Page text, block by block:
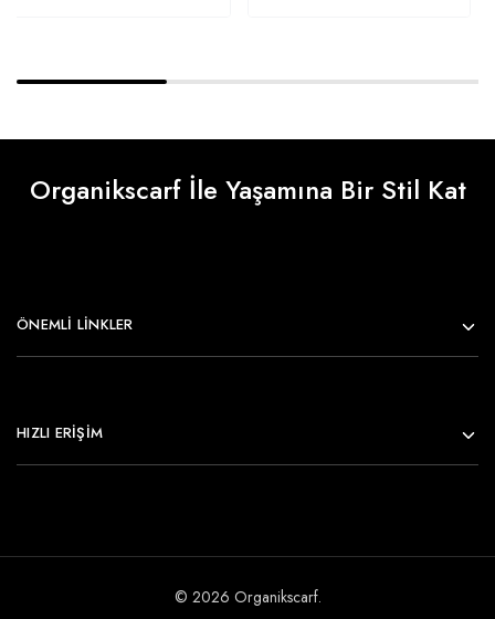
Organikscarf İle Yaşamına Bir Stil Kat
ÖNEMLI LINKLER
HIZLI ERİŞİM
© 2026 Organikscarf.